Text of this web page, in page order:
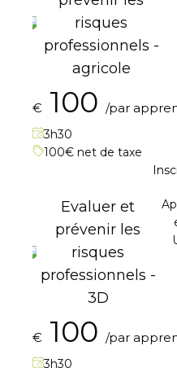
risques
professionnels -
agricole
€ 100 /par
3h30
100€ net de taxe
Evaluer et
prévenir les
risques
professionnels -
3D
€ 100 /par
3h30